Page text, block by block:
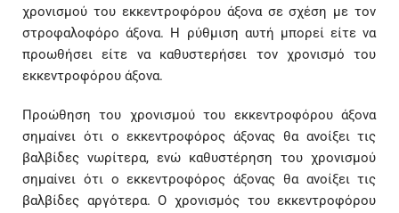
χρονισμού του εκκεντροφόρου άξονα σε σχέση με τον
στροφαλοφόρο άξονα. Η ρύθμιση αυτή μπορεί είτε να
προωθήσει είτε να καθυστερήσει τον χρονισμό του
εκκεντροφόρου άξονα.
Προώθηση του χρονισμού του εκκεντροφόρου άξονα
σημαίνει ότι ο εκκεντροφόρος άξονας θα ανοίξει τις
βαλβίδες νωρίτερα, ενώ καθυστέρηση του χρονισμού
σημαίνει ότι ο εκκεντροφόρος άξονας θα ανοίξει τις
βαλβίδες αργότερα. Ο χρονισμός του εκκεντροφόρου